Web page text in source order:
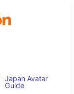
Japan Avatar
Guide